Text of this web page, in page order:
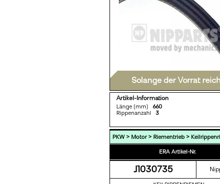
Solange der Vorrat
Artikel-Information
Länge [mm] 660
Rippenanzahl 3
PKW > Motor> Riementrieb >
ERA Artikel-Nr.
J1030735